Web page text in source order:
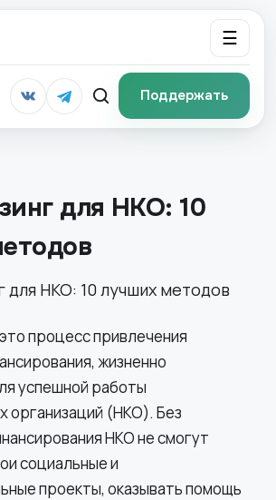
☰
Поддержать
для НКО: 10
процесс привлечения
жизненно
успешной работы
организаций (НКО). Без
НКО не смогут
социальные и
проекты, оказывать помощь